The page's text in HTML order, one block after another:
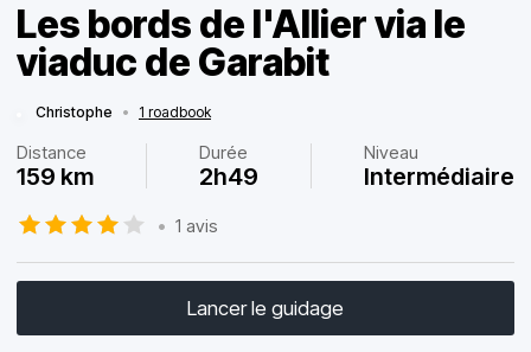
Les bords de l'Allier via le
viaduc de Garabit
Christophe • 1 roadbook
Distance
159 km
Durée
2h49
Niveau
Intermédiaire
• 1 avis
Lancer le guidage